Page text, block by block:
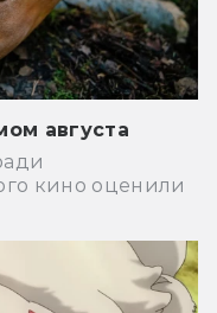
августа
кино оценили